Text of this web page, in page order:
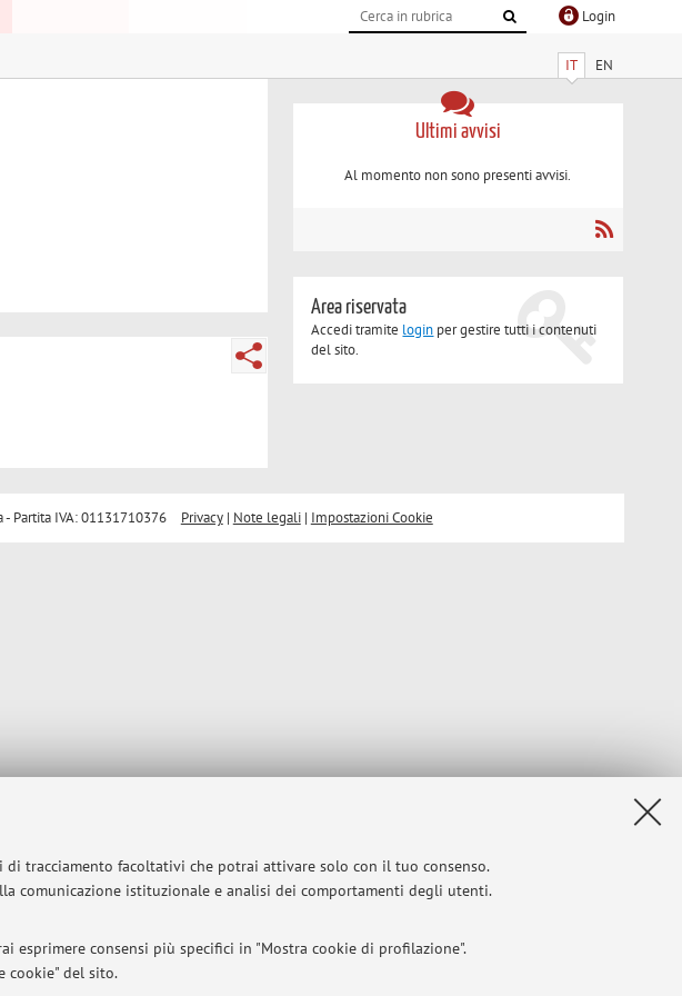
tracciamento facoltativi che potrai attivare solo con il tuo consenso.
comunicazione istituzionale e analisi dei comportamenti degli utenti.
esprimere consensi più specifici in "Mostra cookie di profilazione".
cookie" del sito.
Login
IT EN
Ultimi avvisi
Al momento non sono presenti avvisi.
Area riservata
Accedi tramite login per gestire tutti i contenuti
del sito.
- Partita IVA: 01131710376 Privacy| Note legali| Impostazioni Cookie